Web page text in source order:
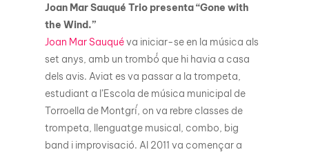
Joan Mar Sauqué Trio presenta “Gone with
the Wind.”
Joan Mar Sauquéva iniciar-se en la música als
set anys, amb un trombó́ que hi havia a casa
dels avis. Aviat es va passar a la trompeta,
estudiant a l’Escola de música municipal de
Torroella de Montgrí́, on va rebre classes de
trompeta, llenguatge musical, combo, big
band i improvisació. Al 2011 va començar a